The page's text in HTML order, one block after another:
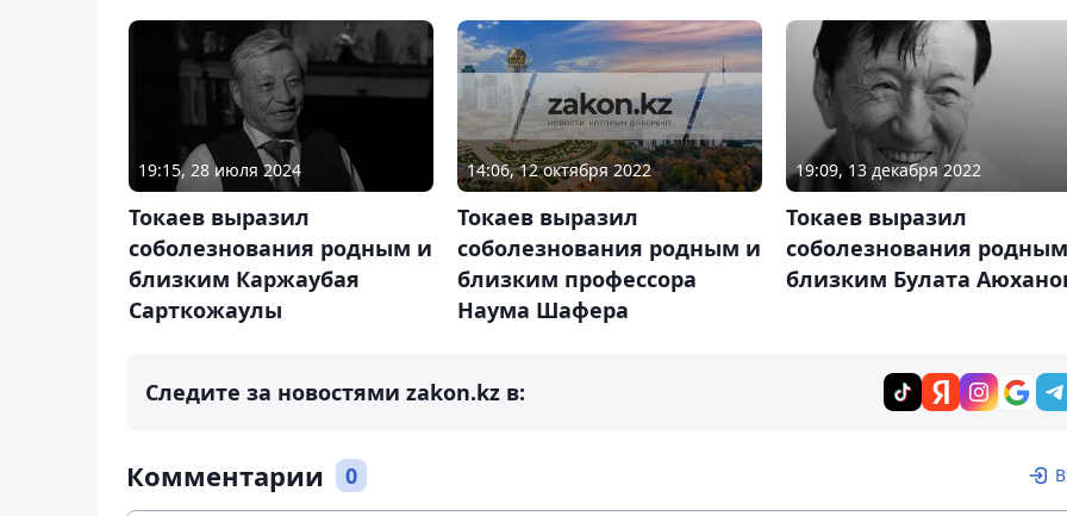
19:15, 28 июля 2024
Токаев выразил
соболезнования родным и
близким Каржаубая
Сарткожаулы
14:06, 12 октября 2022
Токаев выразил
соболезнования родным и
близким профессора
Наума Шафера
19:09, 13 декабря 2022
Токаев выразил
соболезнования
близким Булата
Следите за новостями zakon.kz в:
Комментарии 0